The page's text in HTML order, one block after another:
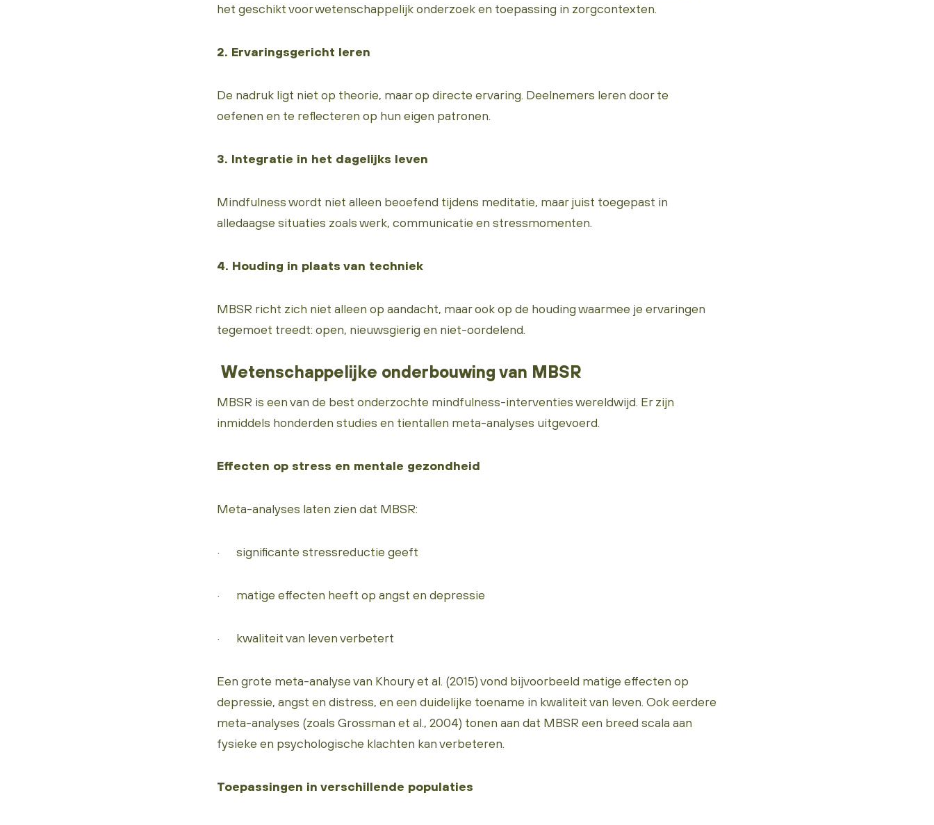
het geschikt voor wetenschappelijk onderzoek en toepassing in zorgcontexten.
2. Ervaringsgericht leren
De nadruk ligt niet op theorie, maar op directe ervaring. Deelnemers leren door te
oefenen en te reflecteren op hun eigen patronen.
3. Integratie in het dagelijks leven
Mindfulness wordt niet alleen beoefend tijdens meditatie, maar juist toegepast in
alledaagse situaties zoals werk, communicatie en stressmomenten.
4. Houding in plaats van techniek
MBSR richt zich niet alleen op aandacht, maar ook op de houding waarmee je ervaringen
tegemoet treedt: open, nieuwsgierig en niet-oordelend.
Wetenschappelijke onderbouwing van MBSR
MBSR is een van de best onderzochte mindfulness-interventies wereldwijd. Er zijn
inmiddels honderden studies en tientallen meta-analyses uitgevoerd.
Effecten op stress en mentale gezondheid
Meta-analyses laten zien dat MBSR:
· significante stressreductie geeft
· matige effecten heeft op angst en depressie
· kwaliteit van leven verbetert
Een grote meta-analyse van Khoury et al. (2015) vond bijvoorbeeld matige effecten op
depressie, angst en distress, en een duidelijke toename in kwaliteit van leven. Ook eerdere
meta-analyses (zoals Grossman et al., 2004) tonen aan dat MBSR een breed scala aan
fysieke en psychologische klachten kan verbeteren.
Toepassingen in verschillende populaties